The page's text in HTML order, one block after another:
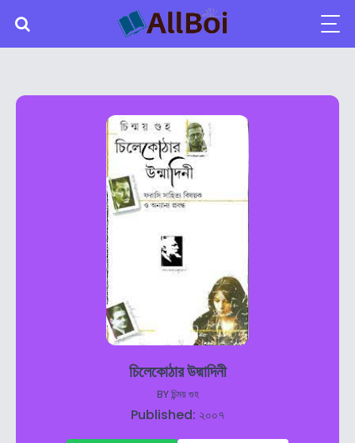
চিলেকোঠার উদ্মাদিনী
BYচিন্ময় গুহ
Published: ২০০৭